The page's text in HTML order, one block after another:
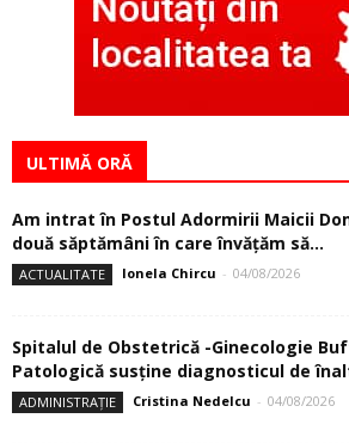
ULTIMĂ ORĂ
Am intrat în Postul Adormirii Maicii
două săptămâni în care învăţăm să...
ACTUALITATE Ionela Chircu - 04/08/2026
Spitalul de Obstetrică -Ginecologie
Patologică susţine diagnosticul de
ADMINISTRAȚIE Cristina Nedelcu - 04/08/2026